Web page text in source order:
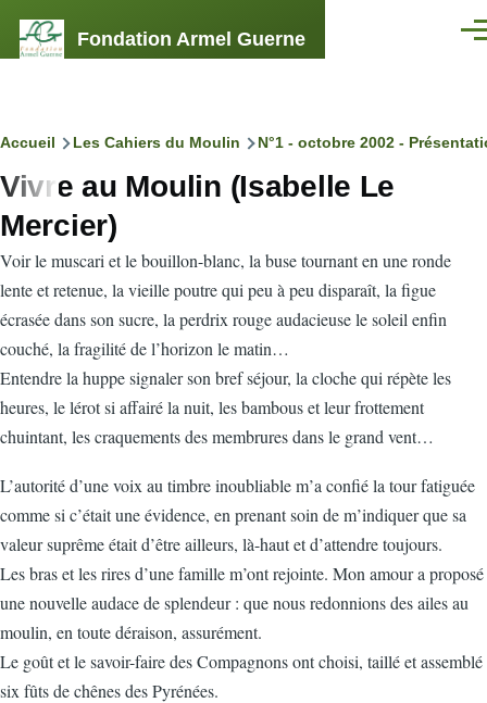
Fondation Armel Guerne
Fil
d'Ariane
Accueil Les Cahiers du Moulin N°1 - octobre 2002 -
Vivre au Moulin (Isabelle Le
Mercier)
Voir le muscari et le bouillon-blanc, la buse tournant en une ronde
lente et retenue, la vieille poutre qui peu à peu disparaît, la figue
écrasée dans son sucre, la perdrix rouge audacieuse le soleil enfin
couché, la fragilité de l’horizon le matin…
Entendre la huppe signaler son bref séjour, la cloche qui répète les
heures, le lérot si affairé la nuit, les bambous et leur frottement
chuintant, les craquements des membrures dans le grand vent…
L’autorité d’une voix au timbre inoubliable m’a confié la tour fatiguée
comme si c’était une évidence, en prenant soin de m’indiquer que sa
valeur suprême était d’être ailleurs, là-haut et d’attendre toujours.
Les bras et les rires d’une famille m’ont rejointe. Mon amour a proposé
une nouvelle audace de splendeur : que nous redonnions des ailes au
moulin, en toute déraison, assurément.
Le goût et le savoir-faire des Compagnons ont choisi, taillé et assemblé
six fûts de chênes des Pyrénées.